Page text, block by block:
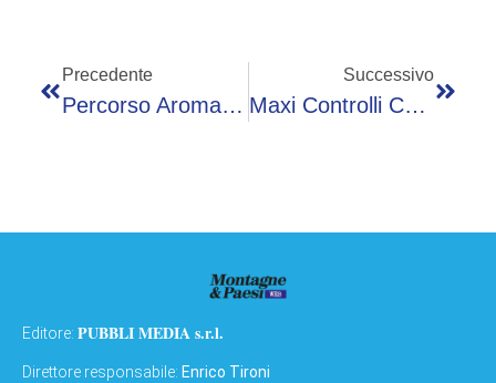
Precedente
Percorso Aromatico A Mozzo: Ultimi Appuntamenti Con I Laboratori Per Bambini Alla Porta Del Parco
Successivo
Maxi Controlli Carabinieri A Treviglio E Circondario: 1.487 Giovani Controllati, Due Arresti E Quattro Denunce
Editore: PUBBLI MEDIA s.r.l.
Direttore responsabile: Enrico Tironi